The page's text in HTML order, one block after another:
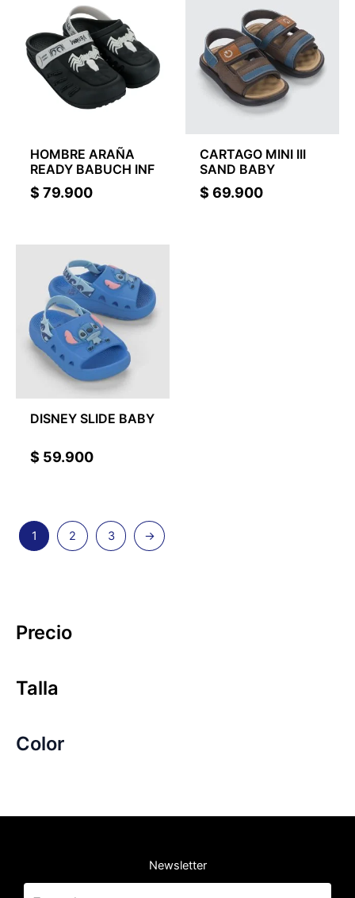
Precio
Talla
Color
HOMBRE ARAÑA
READY BABUCH INF
$ 79.900
CARTAGO MINI III
SAND BABY
$ 69.900
DISNEY SLIDE BABY
$ 59.900
1 2 3 →
Newsletter